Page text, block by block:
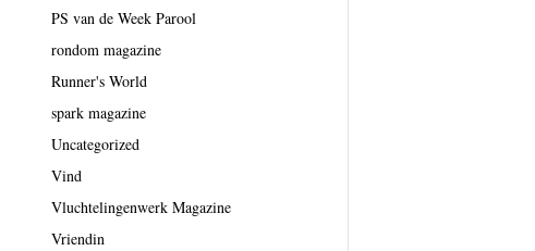
PS van de Week Parool
rondom magazine
Runner's World
spark magazine
Uncategorized
Vind
Vluchtelingenwerk Magazine
Vriendin